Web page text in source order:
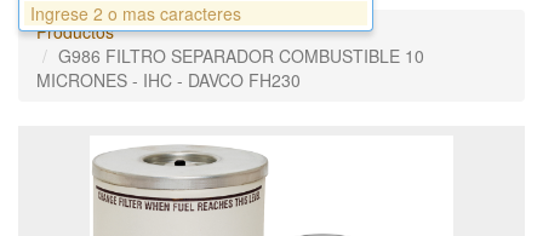
Productos
G986 FILTRO SEPARADOR COMBUSTIBLE 10
MICRONES - IHC - DAVCO FH230
Ingrese 2 o mas caracteres